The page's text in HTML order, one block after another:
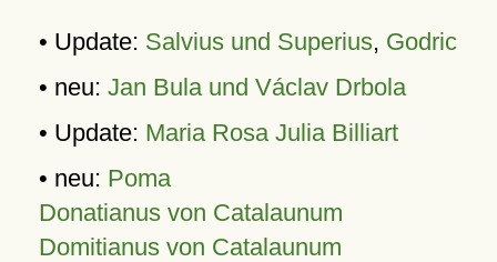
• Update: Salvius und Superius, Godric
• neu: Jan Bula und Václav Drbola
• Update: Maria Rosa Julia Billiart
• neu: Poma
Donatianus von Catalaunum
Domitianus von Catalaunum